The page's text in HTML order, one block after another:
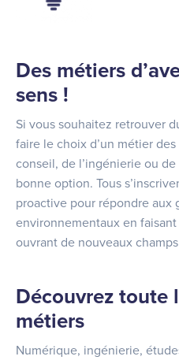
Des métiers
sens !
Si vous souhaitez retrouver
faire le choix d’un métier
conseil, de l’ingénierie ou
bonne option. Tous
proactive pour répondre aux
environnementaux en
ouvrant de nouveaux
Découvrez toute
métiers
Numérique, ingénierie,